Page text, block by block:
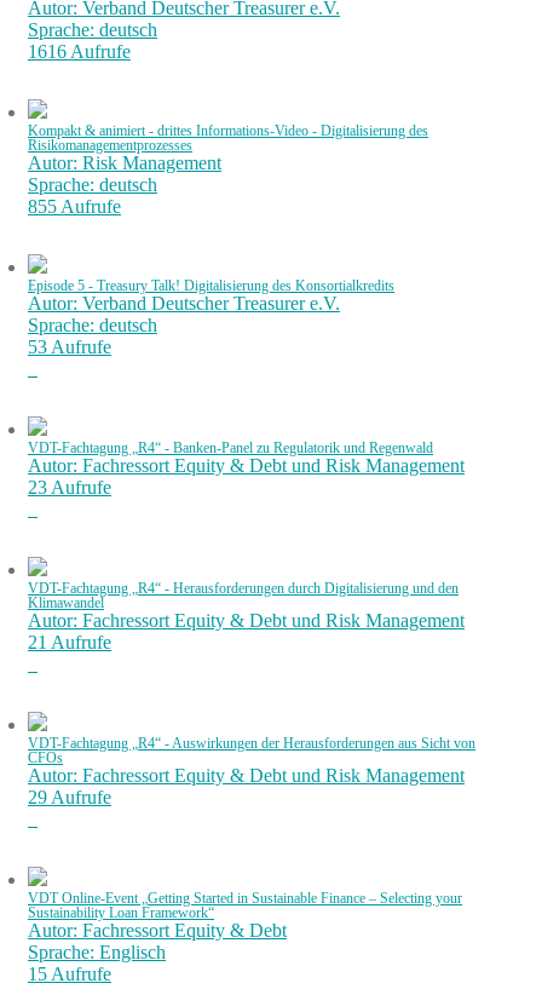
Autor: Verband Deutscher Treasurer e.V.
Sprache: deutsch
1616 Aufrufe
Kompakt & animiert - drittes Informations-Video - Digitalisierung des
Risikomanagementprozesses
Autor: Risk Management
Sprache: deutsch
855 Aufrufe
Episode 5 - Treasury Talk! Digitalisierung des Konsortialkredits
Autor: Verband Deutscher Treasurer e.V.
Sprache: deutsch
53 Aufrufe
VDT-Fachtagung „R4“ - Banken-Panel zu Regulatorik und Regenwald
Autor: Fachressort Equity & Debt und Risk Management
23 Aufrufe
VDT-Fachtagung „R4“ - Herausforderungen durch Digitalisierung und den
Klimawandel
Autor: Fachressort Equity & Debt und Risk Management
21 Aufrufe
VDT-Fachtagung „R4“ - Auswirkungen der Herausforderungen aus Sicht von
CFOs
Autor: Fachressort Equity & Debt und Risk Management
29 Aufrufe
VDT Online-Event „Getting Started in Sustainable Finance – Selecting your
Sustainability Loan Framework“
Autor: Fachressort Equity & Debt
Sprache: Englisch
15 Aufrufe